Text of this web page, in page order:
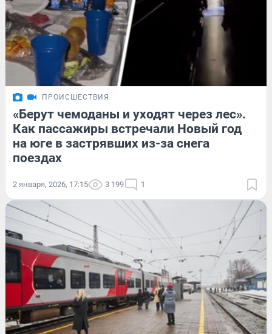
ПРОИСШЕСТВИЯ
«Берут чемоданы и уходят через лес».
Как пассажиры встречали Новый год
на юге в застрявших из-за снега
поездах
2 января, 2026, 17:15 3 199 1